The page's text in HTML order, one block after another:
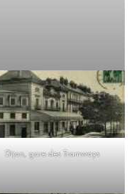
Dijon, gare des Tramways